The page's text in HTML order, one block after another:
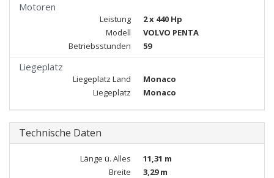
Motoren
Leistung
2 x 440 Hp
Modell
VOLVO PENTA
Betriebsstunden
59
Liegeplatz
Liegeplatz Land
Monaco
Liegeplatz
Monaco
Technische Daten
Länge ü. Alles
11,31 m
Breite
3,29 m